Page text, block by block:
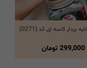
انتخاب گزینه ها
بردار کاسه ای کد (0271)
299,000 تومان